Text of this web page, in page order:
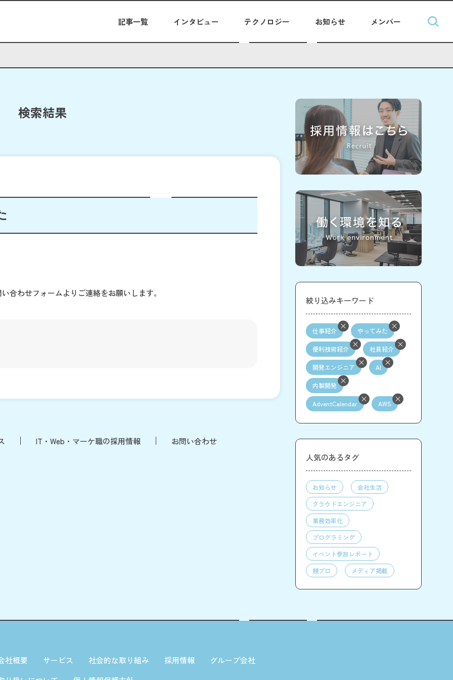
記事一覧 インタビュー テクノロジー お知らせ メンバー
検索結果
合わせフォームよりご連絡をお願いします。
IT・Web・マーケ職の採用情報 お問い合わせ
絞り込みキーワード
仕事紹介 やってみた
便利技術紹介 社員紹介
開発エンジニア AI
内製開発
AdventCalendar AWS
人気のあるタグ
お知らせ
会社生活
クラウドエンジニア
業務効率化
プログラミング
イベント参加レポート
競プロ
メディア掲載
社概要 サービス 社会的な取り組み 採用情報
グループ会社